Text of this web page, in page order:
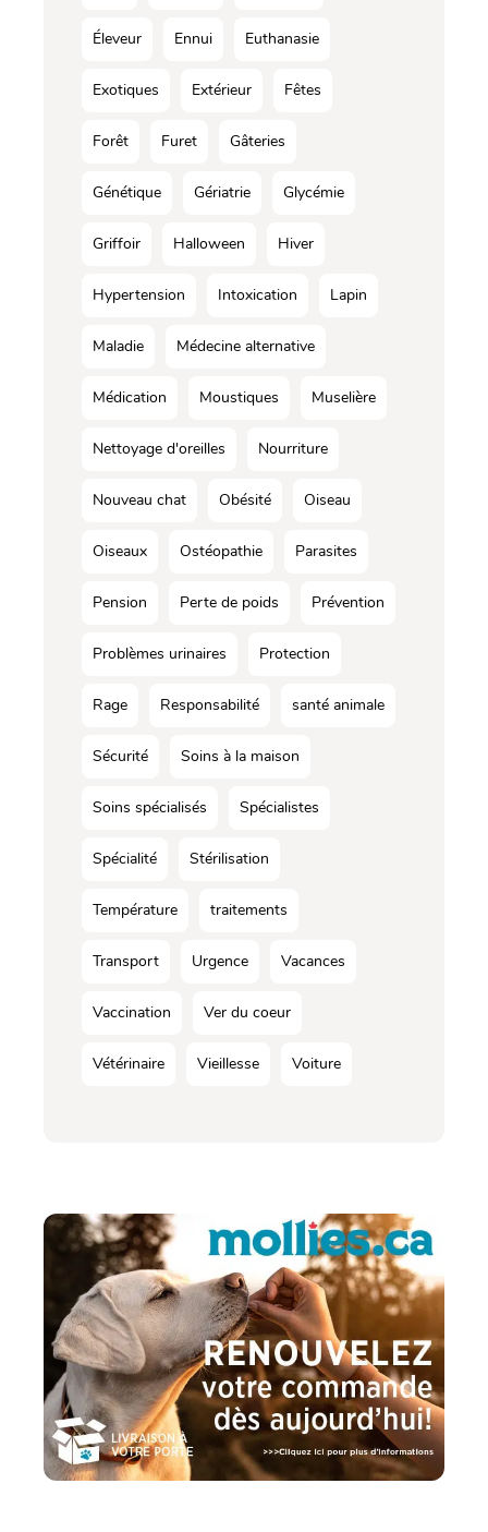
Éleveur Ennui Euthanasie
Exotiques Extérieur Fêtes
Forêt Furet Gâteries
Génétique Gériatrie Glycémie
Griffoir Halloween Hiver
Hypertension Intoxication Lapin
Maladie Médecine alternative
Médication Moustiques Muselière
Nettoyage d'oreilles Nourriture
Nouveau chat Obésité Oiseau
Oiseaux Ostéopathie Parasites
Pension Perte de poids Prévention
Problèmes urinaires Protection
Rage Responsabilité santé animale
Sécurité Soins à la maison
Soins spécialisés Spécialistes
Spécialité Stérilisation
Température traitements
Transport Urgence Vacances
Vaccination Ver du coeur
Vétérinaire Vieillesse Voiture